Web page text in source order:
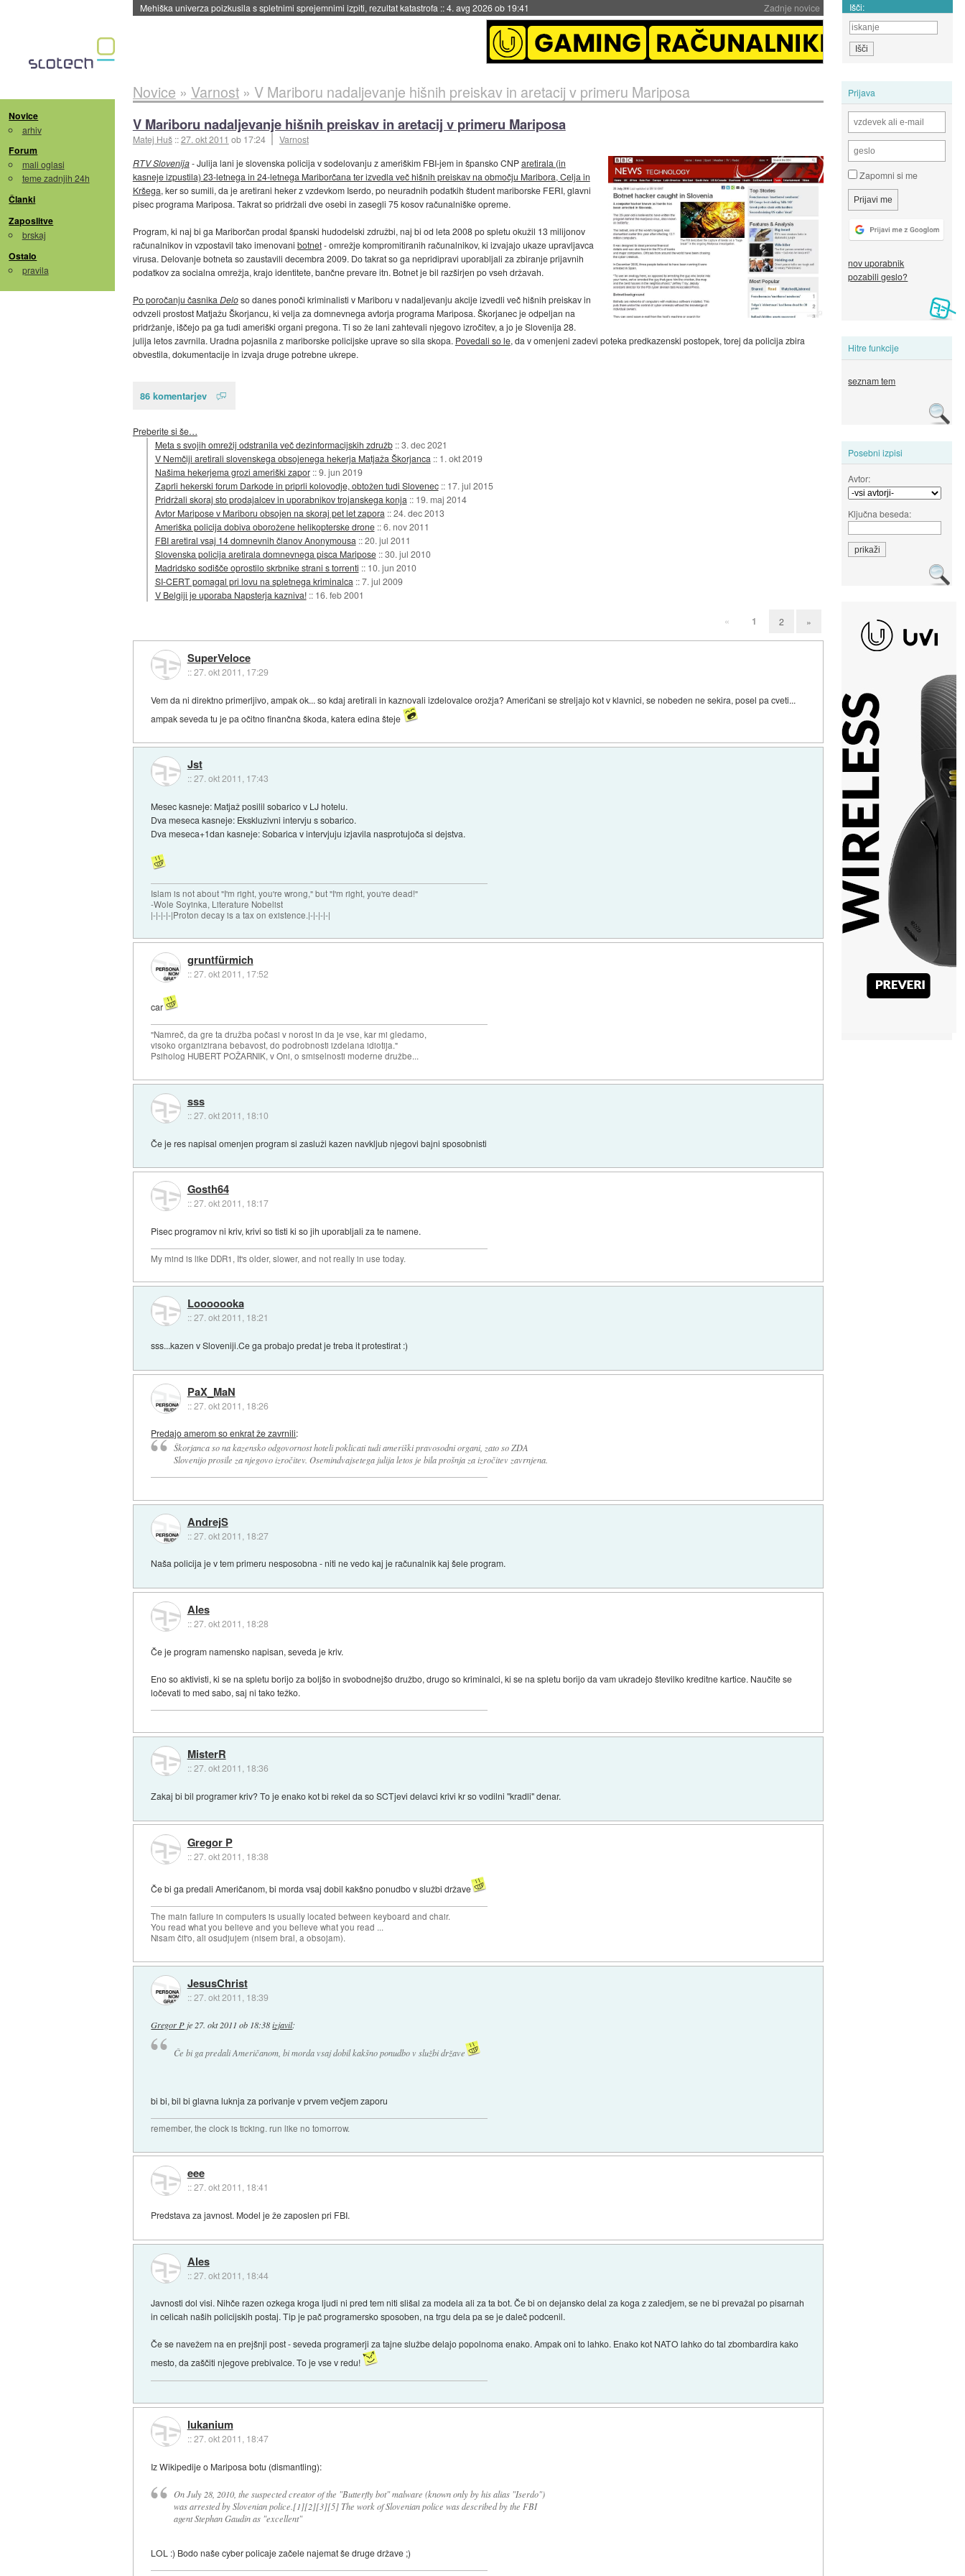
Zadnje novice
Evropska vesoljska agencija razvija svojo raketo za večkratno uporabo::4. avg 2026 ob 19:41 Išči:
Novice
arhiv
Forum
mali oglasi
teme zadnjih 24h
Članki
Zaposlitve
brskaj
Ostalo
pravila
Prijava
Zapomni si me
nov uporabnik
pozabili geslo?
Hitre funkcije
seznam tem
Posebni izpisi
Avtor:
Ključna beseda:
Novice » Varnost» V Mariboru nadaljevanje hišnih preiskav in aretacij v primeru Mariposa
V Mariboru nadaljevanje hišnih preiskav in aretacij v primeru Mariposa
Matej Huš ::27. okt 2011 ob 17:24
Varnost
RTV Slovenija- Julija lani je slovenska policija v sodelovanju z ameriškim FBI-jem in špansko CNParetirala (in
kasneje izpustila) 23-letnega in 24-letnega Mariborčana ter izvedla več hišnih preiskav na območju Maribora, Celja in
Kršega, ker so sumili, da je aretirani heker z vzdevkom Iserdo, po neuradnih podatkih študent mariborske FERI, glavni
pisec programa Mariposa. Takrat so pridržali dve osebi in zasegli 75 kosov računalniške opreme.
Program, ki naj bi ga Mariborčan prodal španski hudodelski združbi, naj bi od leta 2008 po spletu okužil 13 milijonov
računalnikov in vzpostavil tako imenovani botnet- omrežje kompromitiranih računalnikov, ki izvajajo ukaze upravljavca
virusa. Delovanje botneta so zaustavili decembra 2009. Do takrat so ga nepridipravi uporabljali za zbiranje prijavnih
podatkov za socialna omrežja, krajo identitete, bančne prevare itn. Botnet je bil razširjen po vseh državah.
Po poročanju časnika Deloso danes ponoči kriminalisti v Mariboru v nadaljevanju akcije izvedli več hišnih preiskav in
odvzeli prostost Matjažu Škorjancu, ki velja za domnevnega avtorja programa Mariposa. Škorjanec je odpeljan na
pridržanje, iščejo pa ga tudi ameriški organi pregona. Ti so že lani zahtevali njegovo izročitev, a jo je Slovenija 28.
julija letos zavrnila. Uradna pojasnila z mariborske policijske uprave so sila skopa. Povedali so le, da v omenjeni zadevi poteka predkazenski postopek, torej da policija zbira
obvestila, dokumentacije in izvaja druge potrebne ukrepe.
86 komentarjev
Preberite si še…
Meta s svojih omrežij odstranila več dezinformacijskih združb ::3. dec 2021
V Nemčiji aretirali slovenskega obsojenega hekerja Matjaža Škorjanca :: 1. okt 2019
Našima hekerjema grozi ameriški zapor ::9. jun 2019
Zaprli hekerski forum Darkode in priprli kolovodje, obtožen tudi Slovenec :: 17. jul 2015
Pridržali skoraj sto prodajalcev in uporabnikov trojanskega konja :: 19. maj 2014
Avtor Maripose v Mariboru obsojen na skoraj pet let zapora ::24. dec 2013
Ameriška policija dobiva oborožene helikopterske drone ::6. nov 2011
FBI aretiral vsaj 14 domnevnih članov Anonymousa ::20. jul 2011
Slovenska policija aretirala domnevnega pisca Maripose ::30. jul 2010
Madridsko sodišče oprostilo skrbnike strani s torrenti :: 10. jun 2010
SI-CERT pomagal pri lovu na spletnega kriminalca ::7. jul 2009
V Belgiji je uporaba Napsterja kazniva! :: 16. feb 2001
« 1 2 »
SuperVeloce
::27. okt 2011, 17:29
Vem da ni direktno primerljivo, ampak ok... so kdaj aretirali in kaznovali izdelovalce orožja? Američani se streljajo kot v klavnici, se nobeden ne sekira, posel pa cveti...
ampak seveda tu je pa očitno finančna škoda, katera edina šteje
Jst
::27. okt 2011, 17:43
Mesec kasneje: Matjaž posilil sobarico v LJ hotelu.
Dva meseca kasneje: Ekskluzivni intervju s sobarico.
Dva meseca+1dan kasneje: Sobarica v intervjuju izjavila nasprotujoča si dejstva.
Islam is not about "I'm right, you're wrong," but "I'm right, you're dead!"
-Wole Soyinka, Literature Nobelist
|-|-|-|-|Proton decay is a tax on existence.|-|-|-|-|
gruntfürmich
::27. okt 2011, 17:52
car
"Namreč, da gre ta družba počasi v norost in da je vse, kar mi gledamo,
visoko organizirana bebavost, do podrobnosti izdelana idiotija."
Psiholog HUBERT POŽARNIK, v Oni, o smiselnosti moderne družbe...
sss
::27. okt 2011, 18:10
Če je res napisal omenjen program si zasluži kazen navkljub njegovi bajni sposobnisti
Gosth64
::27. okt 2011, 18:17
Pisec programov ni kriv, krivi so tisti ki so jih uporabljali za te namene.
My mind is like DDR1, It's older, slower, and not really in use today.
Looooooka
::27. okt 2011, 18:21
sss...kazen v Sloveniji.Ce ga probajo predat je treba it protestirat :)
PaX_MaN
::27. okt 2011, 18:26
Predajo amerom so enkrat že zavrnili:
Škorjanca so na kazensko odgovornost hoteli poklicati tudi ameriški pravosodni organi, zato so ZDA
Slovenijo prosile za njegovo izročitev. Osemindvajsetega julija letos je bila prošnja za izročitev zavrnjena.
AndrejS
::27. okt 2011, 18:27
Naša policija je v tem primeru nesposobna - niti ne vedo kaj je računalnik kaj šele program.
Ales
::27. okt 2011, 18:28
Če je program namensko napisan, seveda je kriv.
Eno so aktivisti, ki se na spletu borijo za boljšo in svobodnejšo družbo, drugo so kriminalci, ki se na spletu borijo da vam ukradejo številko kreditne kartice. Naučite se
ločevati to med sabo, saj ni tako težko.
MisterR
::27. okt 2011, 18:36
Zakaj bi bil programer kriv? To je enako kot bi rekel da so SCTjevi delavci krivi kr so vodilni "kradli" denar.
Gregor P
::27. okt 2011, 18:38
Če bi ga predali Američanom, bi morda vsaj dobil kakšno ponudbo v službi države
The main failure in computers is usually located between keyboard and chair.
You read what you believe and you believe what you read ...
Nisam čit'o, ali osudjujem (nisem bral, a obsojam).
JesusChrist
::27. okt 2011, 18:39
Gregor P je 27. okt 2011 ob 18:38 izjavil:
Če bi ga predali Američanom, bi morda vsaj dobil kakšno ponudbo v službi države
bi bi, bil bi glavna luknja za porivanje v prvem večjem zaporu
remember, the clock is ticking. run like no tomorrow.
eee
::27. okt 2011, 18:41
Predstava za javnost. Model je že zaposlen pri FBI.
Ales
::27. okt 2011, 18:44
Javnosti dol visi. Nihče razen ozkega kroga ljudi ni pred tem niti slišal za modela ali za ta bot. Če bi on dejansko delal za koga z zaledjem, se ne bi prevažal po pisarnah
in celicah naših policijskih postaj. Tip je pač programersko sposoben, na trgu dela pa se je daleč podcenil.
Če se navežem na en prejšnji post - seveda programerji za tajne službe delajo popolnoma enako. Ampak oni to lahko. Enako kot NATO lahko do tal zbombardira kako
mesto, da zaščiti njegove prebivalce. To je vse v redu!
lukanium
::27. okt 2011, 18:47
Iz Wikipedije o Mariposa botu (dismantling):
On July 28, 2010, the suspected creator of the "Butterfly bot" malware (known only by his alias "Iserdo")
was arrested by Slovenian police.[1][2][3][5] The work of Slovenian police was described by the FBI
agent Stephan Gaudin as "excellent"
LOL :) Bodo naše cyber policaje začele najemat še druge države ;)